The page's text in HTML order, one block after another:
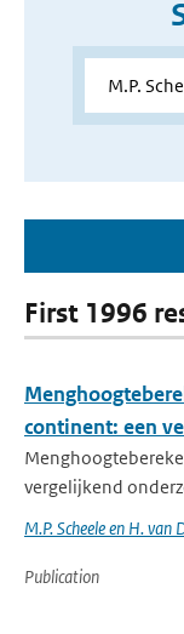
First 1996
continent: een
vergelijkend
M.P. Scheele en H. van
Publication